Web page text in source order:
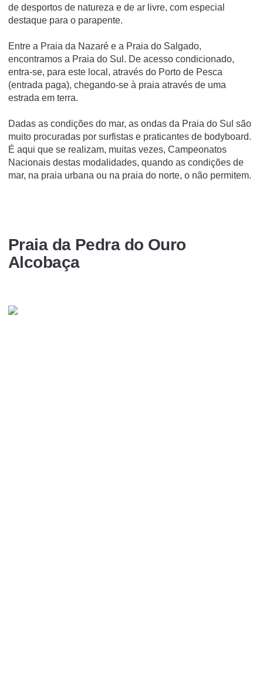
de desportos de natureza e de ar livre, com especial
destaque para o parapente.
Entre a Praia da Nazaré e a Praia do Salgado,
encontramos a Praia do Sul. De acesso condicionado,
entra-se, para este local, através do Porto de Pesca
(entrada paga), chegando-se à praia através de uma
estrada em terra.
Dadas as condições do mar, as ondas da Praia do Sul são
muito procuradas por surfistas e praticantes de bodyboard.
É aqui que se realizam, muitas vezes, Campeonatos
Nacionais destas modalidades, quando as condições de
mar, na praia urbana ou na praia do norte, o não permitem.
Praia da Pedra do Ouro
Alcobaça